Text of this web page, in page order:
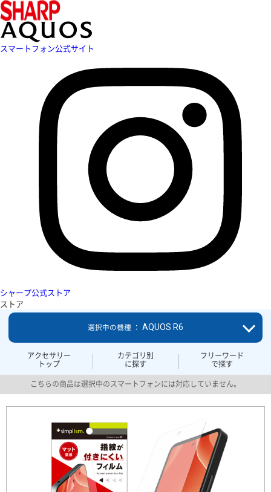
スマートフォン公式サイト
シャープ公式ストア
ストア
アクセサリー
トップ
カテゴリ別
に探す
フリーワード
で探す
選択中の機種 ： AQUOS R6
こちらの商品は選択中のスマートフォンには対応していません。